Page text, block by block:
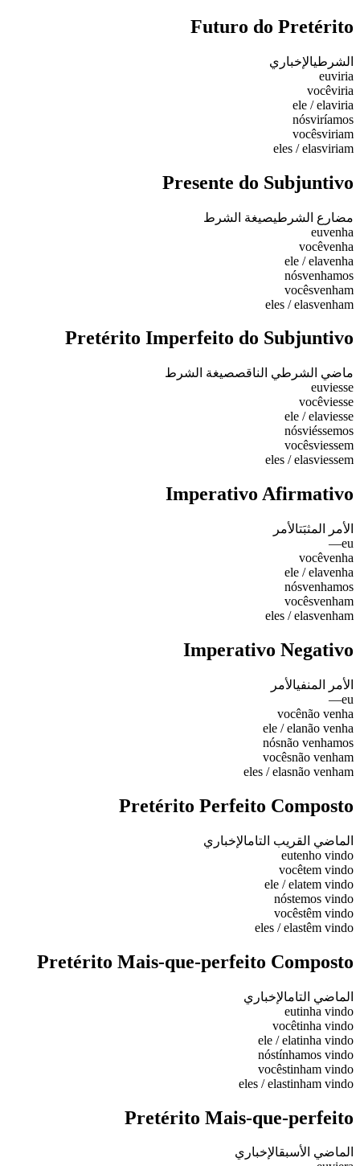
Futuro do Pretérito
الشرطيالإخباري
euviria
vocêviria
ele / elaviria
nósviríamos
vocêsviriam
eles / elasviriam
Presente do Subjuntivo
مضارع الشرطيصيغة الشرط
euvenha
vocêvenha
ele / elavenha
nósvenhamos
vocêsvenham
eles / elasvenham
Pretérito Imperfeito do Subjuntivo
ماضي الشرطي الناقصصيغة الشرط
euviesse
vocêviesse
ele / elaviesse
nósviéssemos
vocêsviessem
eles / elasviessem
Imperativo Afirmativo
الأمر المثبَتالأمر
eu
—
vocêvenha
ele / elavenha
nósvenhamos
vocêsvenham
eles / elasvenham
Imperativo Negativo
الأمر المنفيالأمر
eu
—
vocênão venha
ele / elanão venha
nósnão venhamos
vocêsnão venham
eles / elasnão venham
Pretérito Perfeito Composto
الماضي القريب التامالإخباري
eutenho vindo
vocêtem vindo
ele / elatem vindo
nóstemos vindo
vocêstêm vindo
eles / elastêm vindo
Pretérito Mais-que-perfeito Composto
الماضي التامالإخباري
eutinha vindo
vocêtinha vindo
ele / elatinha vindo
nóstínhamos vindo
vocêstinham vindo
eles / elastinham vindo
Pretérito Mais-que-perfeito
الماضي الأسبقالإخباري